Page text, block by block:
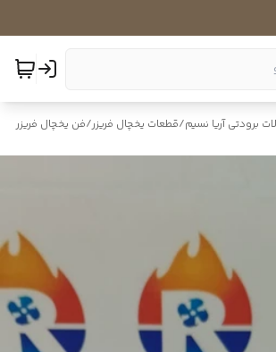
برودتی آریا نسیم/قطعات یخچال فریزر/فن یخچال فریزر